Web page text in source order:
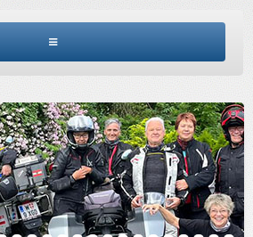
CLUBINFO
TERMINE
ACCESSORIES